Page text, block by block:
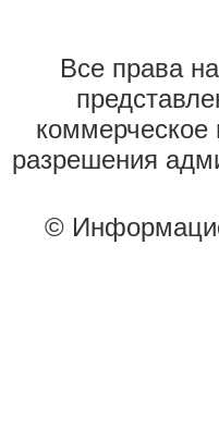
Все права
коммерческое
разрешения
©